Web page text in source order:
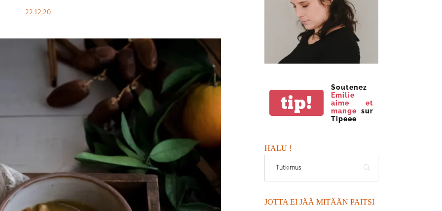
22.12.20
tip!
Soutenez
Emilie
aime et
mange sur
Tipeee
HALU !
JOTTA EI JÄÄ MITÄÄN PAITSI